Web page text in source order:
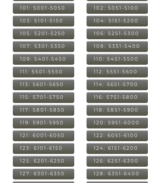
101: 5001-5050 102: 5051-5100
103: 5101-5150 104: 5151-5200
105: 5201-5250 106: 5251-5300
107: 5301-5350 108: 5351-5400
109: 5401-5450 110: 5451-5500
111: 5501-5550 112: 5551-5600
113: 5601-5650 114: 5651-5700
115: 5701-5750 116: 5751-5800
117: 5801-5850 118: 5851-5900
119: 5901-5950 120: 5951-6000
121: 6001-6050 122: 6051-6100
123: 6101-6150 124: 6151-6200
125: 6201-6250 126: 6251-6300
127: 6301-6350 128: 6351-6400